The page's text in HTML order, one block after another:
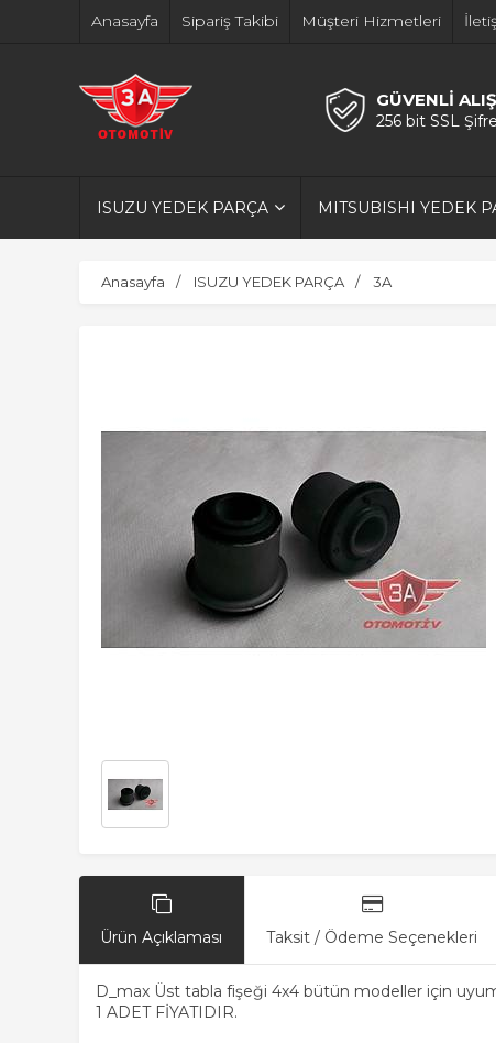
Anasayfa Sipariş Takibi Müşteri Hizmetleri
GÜVENLİ
256 bit SSL
ISUZU YEDEK PARÇA MITSUBISHI YEDEK
Anasayfa ISUZU YEDEK PARÇA 3A
Ürün Açıklaması Taksit / Ödeme Seçenekleri
D_max Üst tabla fişeği 4x4 bütün modeller için
1 ADET FİYATIDIR.